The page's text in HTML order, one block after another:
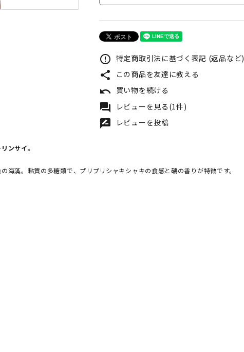
error_outline 特定商取引法に基づく表記 (返品など)
share この商品を友達に教える
undo 買い物を続ける
forum レビューを見る(1件)
rate_review レビューを投稿
ンサイ。
海藻。粘質の多糖類で、プリプリシャキシャキの食感と磯の香りが特徴です。